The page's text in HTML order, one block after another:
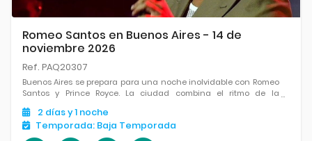
Romeo Santos en Buenos Aires - 14 de
noviembre 2026
Ref. PAQ20307
Buenos Aires se prepara para una noche inolvidable con Romeo
Santos y Prince Royce. La ciudad combina el ritmo de la
bachata con su vibrante escena cultural, excelente
gastronomía y múltiples planes para disfrutar antes y después
del show.
2 díasy 1 noche
Temporada: Baja Temporada